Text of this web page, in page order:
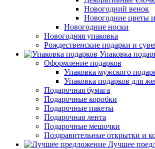
Новогодний венок
Новогодние цветы
Новогодние носки
Новогодняя упаковка
Рождественские подарки и
Упаковка
Оформление подарков
Упаковка мужского
Упаковка подарков для
Подарочная бумага
Подарочные коробки
Подарочные пакеты
Подарочная лента
Подарочные мешочки
Поздравительные открытки и
Лучшее